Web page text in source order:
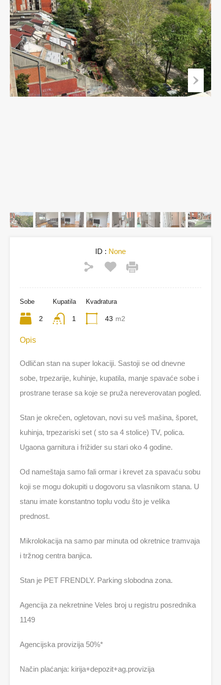
ID : None
Sobe
2
Kupatila
1
Kvadratura
43 m2
Opis
Odličan stan na super lokaciji. Sastoji se od dnevne
sobe, trpezarije, kuhinje, kupatila, manje spavaće sobe i
prostrane terase sa koje se pruža nereverovatan pogled.
Stan je okrečen, ogletovan, novi su veš mašina, šporet,
kuhinja, trpezariski set ( sto sa 4 stolice) TV, polica.
Ugaona garnitura i frižider su stari oko 4 godine.
Od nameštaja samo fali ormar i krevet za spavaću sobu
koji se mogu dokupiti u dogovoru sa vlasnikom stana. U
stanu imate konstantno toplu vodu što je velika
prednost.
Mikrolokacija na samo par minuta od okretnice tramvaja
i tržnog centra banjica.
Stan je PET FRENDLY. Parking slobodna zona.
Agencija za nekretnine Veles broj u registru posrednika
1149
Agencijska provizija 50%*
Način plaćanja: kirija+depozit+ag.provizija